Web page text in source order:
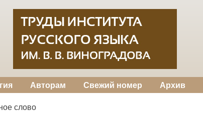
Авторам Свежий номер Архив
слово